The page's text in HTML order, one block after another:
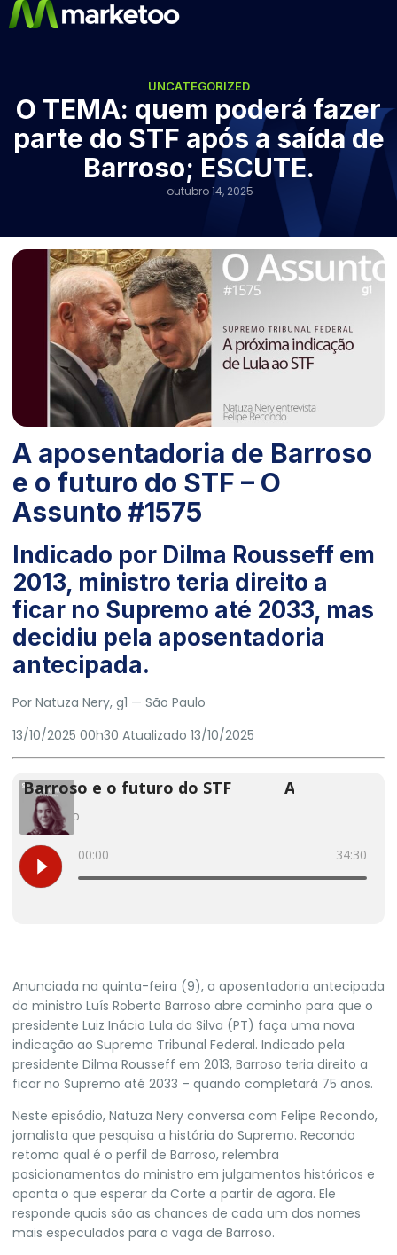
UNCATEGORIZED
O TEMA: quem poderá fazer
parte do STF após a saída de
Barroso; ESCUTE.
outubro 14, 2025
A aposentadoria de Barroso
e o futuro do STF – O
Assunto #1575
Indicado por Dilma Rousseff em
2013, ministro teria direito a
ficar no Supremo até 2033, mas
decidiu pela aposentadoria
antecipada.
Por Natuza Nery, g1 — São Paulo
13/10/2025 00h30 Atualizado 13/10/2025
Anunciada na quinta-feira (9), a aposentadoria antecipada
do ministro Luís Roberto Barroso abre caminho para que o
presidente Luiz Inácio Lula da Silva (PT) faça uma nova
indicação ao Supremo Tribunal Federal. Indicado pela
presidente Dilma Rousseff em 2013, Barroso teria direito a
ficar no Supremo até 2033 – quando completará 75 anos.
Neste episódio, Natuza Nery conversa com Felipe Recondo,
jornalista que pesquisa a história do Supremo. Recondo
retoma qual é o perfil de Barroso, relembra
posicionamentos do ministro em julgamentos históricos e
aponta o que esperar da Corte a partir de agora. Ele
responde quais são as chances de cada um dos nomes
mais especulados para a vaga de Barroso.